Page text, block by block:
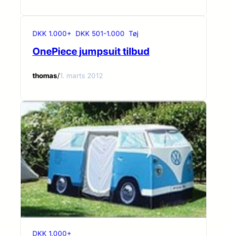
DKK 1.000+ DKK 501-1.000 Tøj
OnePiece jumpsuit tilbud
thomas/1. marts 2012
DKK 1.000+